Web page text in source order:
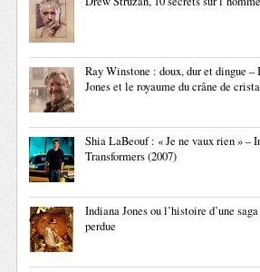
Ray Winstone : doux, dur et dingue
Jones et le royaume du crâne de
Shia LaBeouf : « Je ne vaux rien » –
Transformers (2007)
Indiana Jones ou l’histoire d’une
perdue